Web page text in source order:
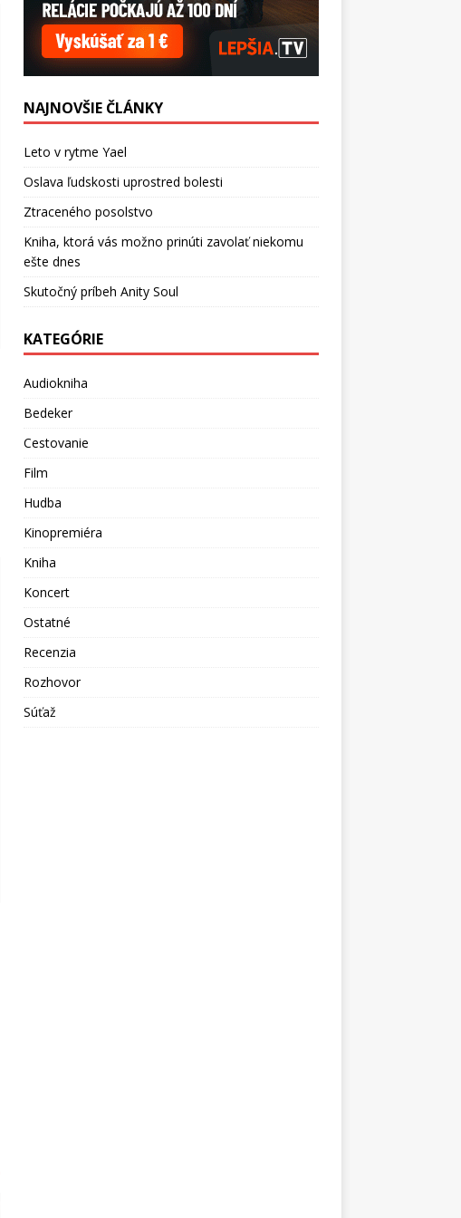
NAJNOVŠIE ČLÁNKY
Leto v rytme Yael
Oslava ľudskosti uprostred bolesti
Ztraceného posolstvo
Kniha, ktorá vás možno prinúti zavolať niekomu
ešte dnes
Skutočný príbeh Anity Soul
KATEGÓRIE
Audiokniha
Bedeker
Cestovanie
Film
Hudba
Kinopremiéra
Kniha
Koncert
Ostatné
Recenzia
Rozhovor
Súťaž